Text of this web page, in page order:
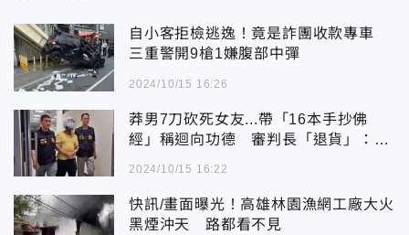
自小客拒檢逃逸！竟是詐團收款專車
三重警開9槍1嫌腹部中彈
2024/10/15 16:26
莽男7刀砍死女友...帶「16本手抄佛
經」稱迴向功德 審判長「退貨」：是
2024/10/15 16:22
快訊/畫面曝光！高雄林園漁網工廠大火
黑煙沖天 路都看不見